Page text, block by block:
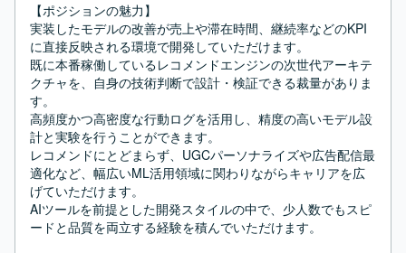
【ポジションの魅力】
実装したモデルの改善が売上や滞在時間、継続率などのKPI
に直接反映される環境で開発していただけます。
既に本番稼働しているレコメンドエンジンの次世代アーキテ
クチャを、自身の技術判断で設計・検証できる裁量がありま
す。
高頻度かつ高密度な行動ログを活用し、精度の高いモデル設
計と実験を行うことができます。
レコメンドにとどまらず、UGCパーソナライズや広告配信最
適化など、幅広いML活用領域に関わりながらキャリアを広
げていただけます。
AIツールを前提とした開発スタイルの中で、少人数でもスピ
ードと品質を両立する経験を積んでいただけます。